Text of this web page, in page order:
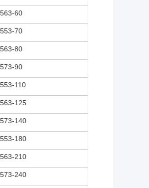
60
70
80
90
110
125
140
180
210
240